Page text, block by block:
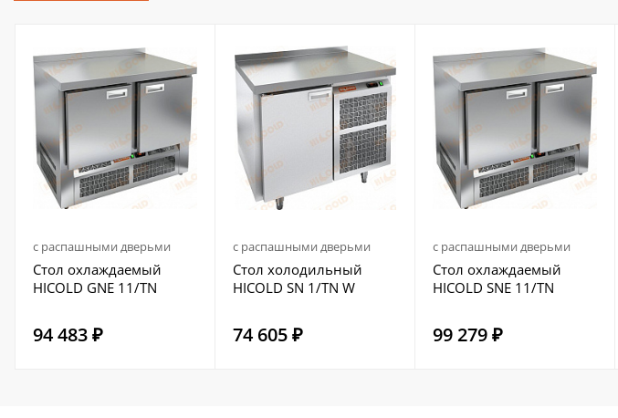
с распашными дверьми
Стол охлаждаемый
HICOLD GNE 11/TN
94 483 ₽
с распашными дверьми
Стол холодильный
HICOLD SN 1/TN W
74 605 ₽
с распашными дверьми
Стол охлаждаемый
HICOLD SNE 11/TN
99 279 ₽